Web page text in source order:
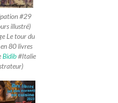
#29
illustré)
Le tour du
80 livres
Bidib#Italie